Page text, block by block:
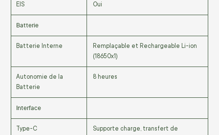
EIS Oui
Batterie
Batterie Interne
Remplaçable et Rechargeable Li-ion
(18650x1)
Autonomie de la
Batterie
8 heures
Interface
Type-C
Supporte charge, transfert de